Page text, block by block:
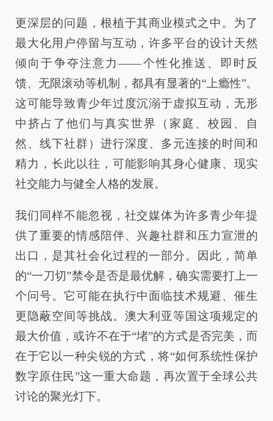
更深层的问题，根植于其商业模式之中。为了
最大化用户停留与互动，许多平台的设计天然
倾向于争夺注意力——个性化推送、即时反
馈、无限滚动等机制，都具有显著的“上瘾性”。
这可能导致青少年过度沉溺于虚拟互动，无形
中挤占了他们与真实世界（家庭、校园、自
然、线下社群）进行深度、多元连接的时间和
精力，长此以往，可能影响其身心健康、现实
社交能力与健全人格的发展。
我们同样不能忽视，社交媒体为许多青少年提
供了重要的情感陪伴、兴趣社群和压力宣泄的
出口，是其社会化过程的一部分。因此，简单
的“一刀切”禁令是否是最优解，确实需要打上一
个问号。它可能在执行中面临技术规避、催生
更隐蔽空间等挑战。澳大利亚等国这项规定的
最大价值，或许不在于“堵”的方式是否完美，而
在于它以一种尖锐的方式，将“如何系统性保护
数字原住民”这一重大命题，再次置于全球公共
讨论的聚光灯下。